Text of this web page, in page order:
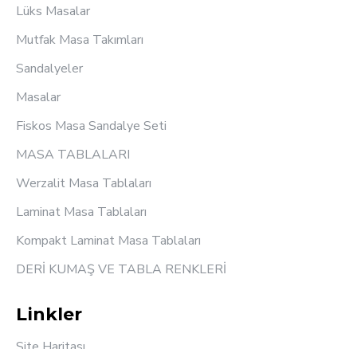
Lüks Masalar
Mutfak Masa Takımları
Sandalyeler
Masalar
Fiskos Masa Sandalye Seti
MASA TABLALARI
Werzalit Masa Tablaları
Laminat Masa Tablaları
Kompakt Laminat Masa Tablaları
DERİ KUMAŞ VE TABLA RENKLERİ
Linkler